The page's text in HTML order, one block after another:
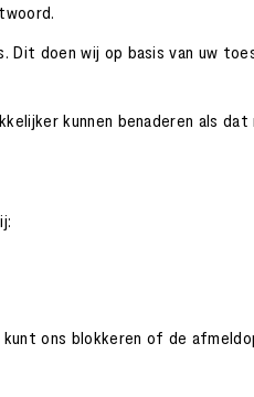
doen wij op basis van uw
kunnen benaderen als dat
ons blokkeren of de